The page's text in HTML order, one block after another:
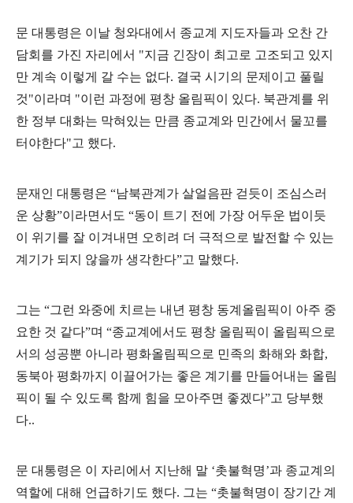
문 대통령은 이날 청와대에서 종교계 지도자들과 오찬 간
담회를 가진 자리에서 "지금 긴장이 최고로 고조되고 있지
만 계속 이렇게 갈 수는 없다. 결국 시기의 문제이고 풀릴
것"이라며 "이런 과정에 평창 올림픽이 있다. 북관계를 위
한 정부 대화는 막혀있는 만큼 종교계와 민간에서 물꼬를
터야한다"고 했다.
문재인 대통령은 “남북관계가 살얼음판 걷듯이 조심스러
운 상황”이라면서도 “동이 트기 전에 가장 어두운 법이듯
이 위기를 잘 이겨내면 오히려 더 극적으로 발전할 수 있는
계기가 되지 않을까 생각한다”고 말했다.
그는 “그런 와중에 치르는 내년 평창 동계올림픽이 아주 중
요한 것 같다”며 “종교계에서도 평창 올림픽이 올림픽으로
서의 성공뿐 아니라 평화올림픽으로 민족의 화해와 화합,
동북아 평화까지 이끌어가는 좋은 계기를 만들어내는 올림
픽이 될 수 있도록 함께 힘을 모아주면 좋겠다”고 당부했
다..
문 대통령은 이 자리에서 지난해 말 ‘촛불혁명’과 종교계의
역할에 대해 언급하기도 했다. 그는 “촛불혁명이 장기간 계